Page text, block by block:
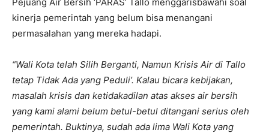
kinerja pemerintah yang belum bisa menangani
permasalahan yang mereka hadapi.
“Wali Kota telah Silih Berganti, Namun Krisis Air di Tallo
tetap Tidak Ada yang Peduli’. Kalau bicara kebijakan,
masalah krisis dan ketidakadilan atas akses air bersih
yang kami alami belum betul-betul ditangani serius oleh
pemerintah. Buktinya, sudah ada lima Wali Kota yang